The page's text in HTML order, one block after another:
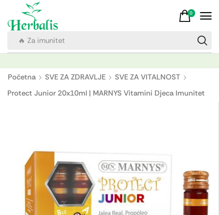
🔥 Vitamin C
0
Početna SVE ZA ZDRAVLJE
SVE ZA VITALNOST
Protect Junior 20x10ml | MARNYS Vitamini Djeca Imunitet